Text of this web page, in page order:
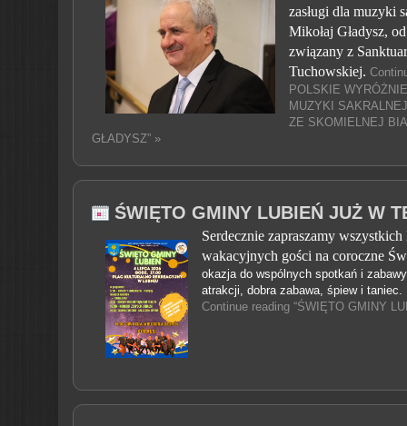
zasługi dla muzyki
Mikołaj Gładysz,
związany z
Tuchowskiej.
POLSKIE
MUZYKI
ZE SKOMIELNEJ
GŁADYSZ” »
ŚWIĘTO GMINY LUBIEŃ JUŻ W
Serdecznie zapraszamy
wakacyjnych gości na coroczne
okazja do wspólnych spotkań i
atrakcji, dobra zabawa, śpiew i taniec.
Continue reading “ŚWIĘTO GMINY